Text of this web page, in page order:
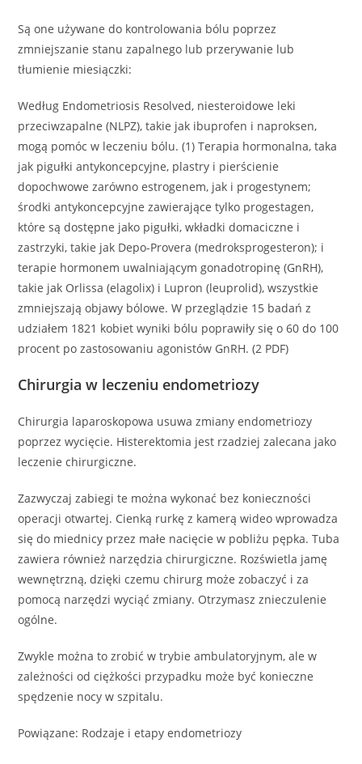
Są one używane do kontrolowania bólu poprzez
zmniejszanie stanu zapalnego lub przerywanie lub
tłumienie miesiączki:
Według Endometriosis Resolved, niesteroidowe leki
przeciwzapalne (NLPZ), takie jak ibuprofen i naproksen,
mogą pomóc w leczeniu bólu. (1) Terapia hormonalna, taka
jak pigułki antykoncepcyjne, plastry i pierścienie
dopochwowe zarówno estrogenem, jak i progestynem;
środki antykoncepcyjne zawierające tylko progestagen,
które są dostępne jako pigułki, wkładki domaciczne i
zastrzyki, takie jak Depo-Provera (medroksprogesteron); i
terapie hormonem uwalniającym gonadotropinę (GnRH),
takie jak Orlissa (elagolix) i Lupron (leuprolid), wszystkie
zmniejszają objawy bólowe. W przeglądzie 15 badań z
udziałem 1821 kobiet wyniki bólu poprawiły się o 60 do 100
procent po zastosowaniu agonistów GnRH. (2 PDF)
Chirurgia w leczeniu endometriozy
Chirurgia laparoskopowa usuwa zmiany endometriozy
poprzez wycięcie. Histerektomia jest rzadziej zalecana jako
leczenie chirurgiczne.
Zazwyczaj zabiegi te można wykonać bez konieczności
operacji otwartej. Cienką rurkę z kamerą wideo wprowadza
się do miednicy przez małe nacięcie w pobliżu pępka. Tuba
zawiera również narzędzia chirurgiczne. Rozświetla jamę
wewnętrzną, dzięki czemu chirurg może zobaczyć i za
pomocą narzędzi wyciąć zmiany. Otrzymasz znieczulenie
ogólne.
Zwykle można to zrobić w trybie ambulatoryjnym, ale w
zależności od ciężkości przypadku może być konieczne
spędzenie nocy w szpitalu.
Powiązane: Rodzaje i etapy endometriozy